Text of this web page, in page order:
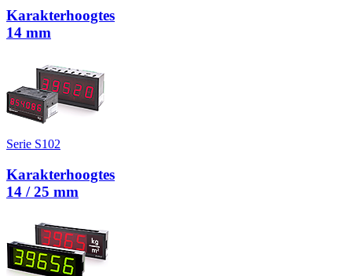
Karakterhoogtes
14 mm
Serie S102
Karakterhoogtes
14 / 25 mm